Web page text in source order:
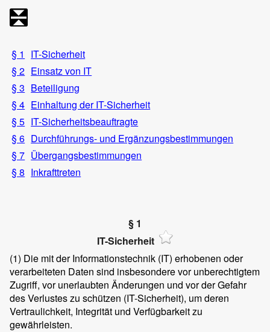
§ 1
IT-Sicherheit
§ 2 Einsatz von IT
§ 3 Beteiligung
§ 4 Einhaltung der IT-Sicherheit
§ 5 IT-Sicherheitsbeauftragte
§ 6 Durchführungs- und Ergänzungsbestimmungen
§ 7 Übergangsbestimmungen
§ 8 Inkrafttreten
§ 1
IT-Sicherheit
(1) Die mit der Informationstechnik (IT) erhobenen oder
verarbeiteten Daten sind insbesondere vor unberechtigtem
Zugriff, vor unerlaubten Änderungen und vor der Gefahr
des Verlustes zu schützen (IT-Sicherheit), um deren
Vertraulichkeit, Integrität und Verfügbarkeit zu
gewährleisten.